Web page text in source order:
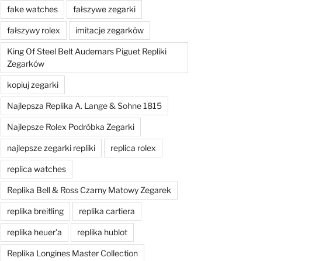
fake watches fałszywe zegarki
fałszywy rolex imitacje zegarków
King Of Steel Belt Audemars Piguet Repliki
Zegarków
kopiuj zegarki
Najlepsza Replika A. Lange & Sohne 1815
Najlepsze Rolex Podróbka Zegarki
najlepsze zegarki repliki replica rolex
replica watches
Replika Bell & Ross Czarny Matowy Zegarek
replika breitling replika cartiera
replika heuer'a replika hublot
Replika Longines Master Collection